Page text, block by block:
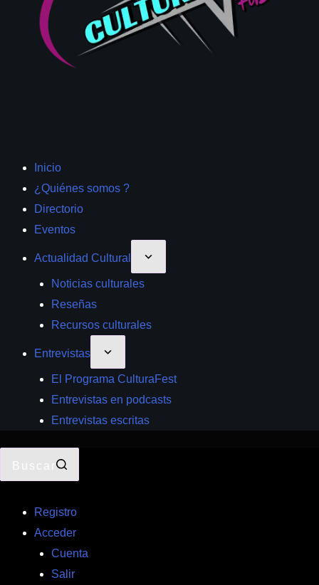
Inicio
¿Quiénes somos ?
Directorio
Eventos
Actualidad Cultural
Noticias culturales
Reseñas
Recursos culturales
Entrevistas
El Programa CulturaFest
Entrevistas en podcasts
Entrevistas escritas
Buscar
Registro
Acceder
Cuenta
Salir